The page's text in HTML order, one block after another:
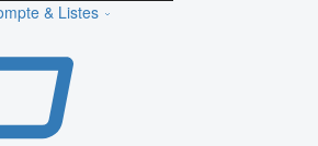
& Listes